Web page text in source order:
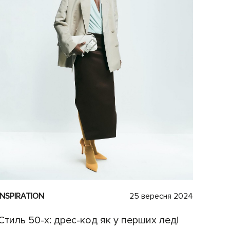
25 вересня 2024
50-х: дрес-код як у перших леді